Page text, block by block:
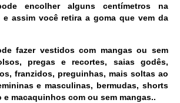
encolher alguns centímetros na
e assim você retira a goma que vem da
fazer vestidos com mangas ou sem
pregas e recortes, saias godês,
franzidos, preguinhas, mais soltas ao
e masculinas, bermudas, shorts
e macaquinhos com ou sem mangas..